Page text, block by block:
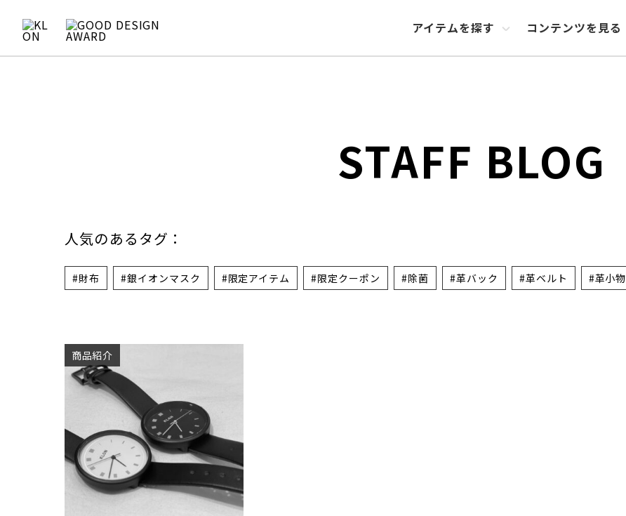
アイテムを探す コンテンツを見る
STAFF BLOG
人気のあるタグ：
#財布 #銀イオンマスク #限定アイテム #限定クーポン #除菌 #革バック #革ベルト #革小物
商品紹介